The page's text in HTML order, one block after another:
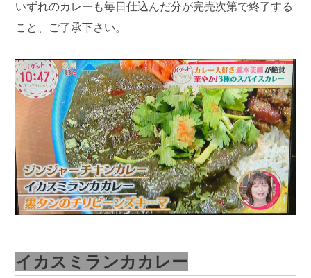
いずれのカレーも毎日仕込んだ分が完売次第で終了する
こと、ご了承下さい。
イカスミランカカレー